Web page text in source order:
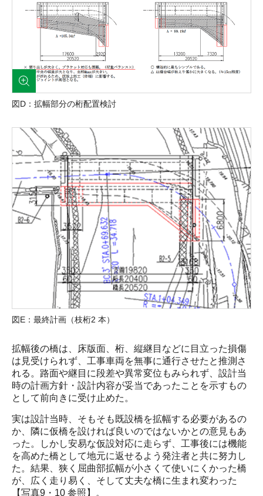
図D：拡幅部分の桁配置検討
図E：最終計画（枝桁2 本）
拡幅後の橋は、床版面、桁、縦継目などに目立った損傷
は見受けられず、工事車両を無事に通行させたと推測さ
れる。路面や継目に段差や異常変位もみられず、設計当
時の計画方針・設計内容が妥当であったことを示すもの
として前向きに受け止めた。
実は設計当時、そもそも既設橋を拡幅する必要があるの
か、隣に仮橋を設ければ良いのではないかとの意見もあ
った。しかし安易な仮設対応に走らず、工事後には機能
を高めた橋として地元に返せるよう発注者と共に努力し
た。結果、狭く屈曲部拡幅が小さくて使いにくかった橋
が、広く走り易く、そして丈夫な橋に生まれ変わった
【写真9・10 参照】。